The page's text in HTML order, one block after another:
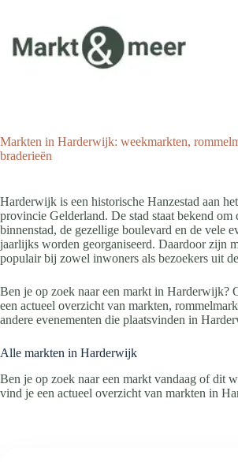
inhoud
Markten in Harderwijk: weekmarkten,
braderieën
Harderwijk is een historische Hanzestad aan
provincie Gelderland. De stad staat bekend om
binnenstad, de gezellige boulevard en de vele
jaarlijks worden georganiseerd. Daardoor zijn
populair bij zowel inwoners als bezoekers uit
Ben je op zoek naar een markt in Harderwijk?
een actueel overzicht van markten,
andere evenementen die plaatsvinden in
Alle markten in Harderwijk
Ben je op zoek naar een markt vandaag of dit
vind je een actueel overzicht van markten in